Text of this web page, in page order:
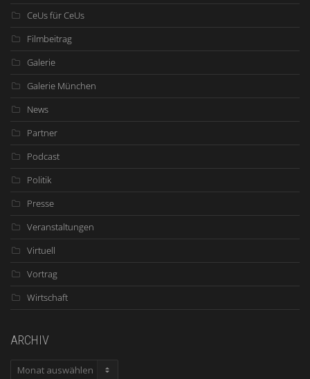
CeUs für CeUs
Filmbeitrag
Galerie
Galerie München
News
Partner
Podcast
Politik
Presse
Veranstaltungen
Virtuell
Vortrag
Wirtschaft
ARCHIV
ARCHIV